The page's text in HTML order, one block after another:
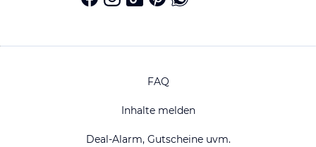
FAQ
Inhalte melden
Deal-Alarm, Gutscheine uvm.